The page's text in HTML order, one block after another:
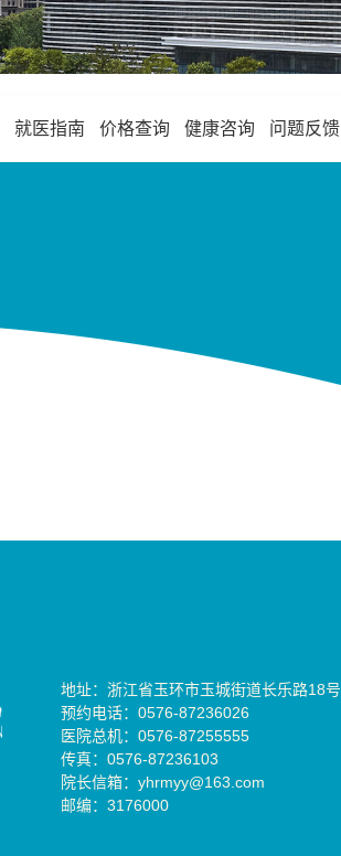
就医指南 价格查询 健康咨询 问题反馈
地址：浙江省玉环市玉城街道长乐路18号
预约电话：0576-87236026
医院总机：0576-87255555
传真：0576-87236103
院长信箱：yhrmyy@163.com
邮编：3176000